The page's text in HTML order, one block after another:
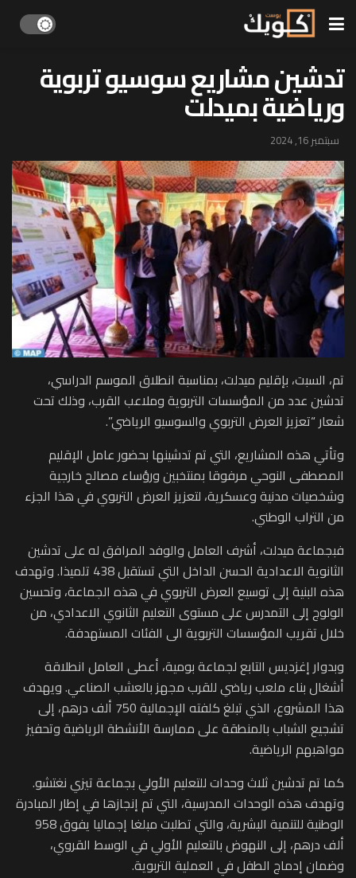
تدشين مشاريع سوسيو تربوية
ورياضية بميدلت
سبتمبر 16, 2024
تم، السبت، بإقليم ميدلت، بمناسبة انطلاق الموسم الدراسي،
تدشين عدد من المؤسسات التربوية وملاعب القرب، وذلك تحت
شعار “تعزيز العرض التربوي والسوسيو الرياضي”.
وتأتي هذه المشاريع، التي تم تدشينها بحضور عامل الإقليم
المصطفى النوحي مرفوقا بمنتخبين ورؤساء مصالح خارجية
وشخصيات مدنية وعسكرية، لتعزيز العرض التربوي في هذا الجزء
من التراب الوطني.
فبجماعة ميدلت، أشرف العامل والوفد المرافق له على تدشين
الثانوية الاعدادية الحسن الداخل التي تستقبل 438 تلميذا. وتهدف
هذه البنية إلى توسيع العرض التربوي في هذه الجماعة، وتحسين
الولوج إلى التمدرس على مستوى التعليم الثانوي الاعدادي، من
خلال تقريب المؤسسات التربوية الى الفئات المستهدفة.
وبدوار إغزديس التابع لجماعة بومية، أعطى العامل انطلاقة
أشغال بناء ملعب رياضي للقرب مجهز بالعشب الصناعي. ويهدف
هذا المشروع، الذي تبلغ كلفته الإجمالية 750 ألف درهم، إلى
تشجيع الشباب بالمنطقة على ممارسة الأنشطة الرياضية وتحفيز
مواهبهم الرياضية.
كما تم تدشين ثلاث وحدات للتعليم الأولي بجماعة تيزي نغتشو.
وتهدف هذه الوحدات المدرسية، التي تم إنجازها في إطار المبادرة
الوطنية للتنمية البشرية، والتي تطلبت مبلغا إجماليا يفوق 958
ألف درهم، إلى النهوض بالتعليم الأولي في الوسط القروي،
وضمان إدماج الطفل في العملية التربوية.